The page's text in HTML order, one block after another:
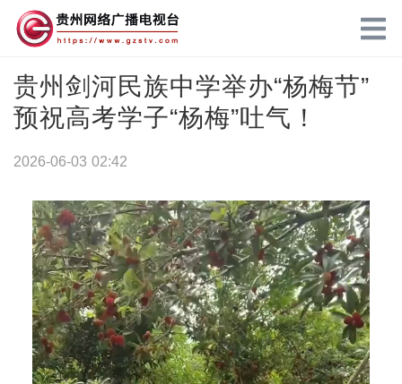
贵州剑河民族中学举办“杨梅节”
预祝高考学子“杨梅”吐气！
2026-06-03 02:42